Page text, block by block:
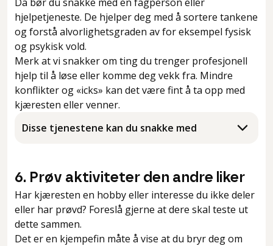
hjelpetjeneste. De hjelper deg med å sortere tankene
og forstå alvorlighetsgraden av for eksempel fysisk
og psykisk vold.
Merk at vi snakker om ting du trenger profesjonell
hjelp til å løse eller komme deg vekk fra. Mindre
konflikter og «icks» kan det være fint å ta opp med
kjæresten eller venner.
Disse tjenestene kan du snakke med
6. Prøv aktiviteter den andre liker
Har kjæresten en hobby eller interesse du ikke deler
eller har prøvd? Foreslå gjerne at dere skal teste ut
dette sammen.
Det er en kjempefin måte å vise at du bryr deg om